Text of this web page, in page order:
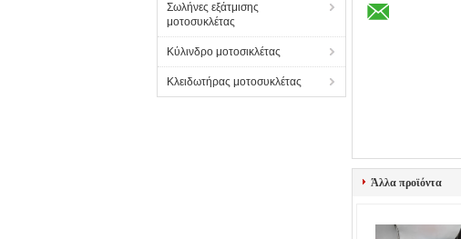
Σωλήνες εξάτμισης
μοτοσυκλέτας
Κύλινδρο μοτοσικλέτας
Κλειδωτήρας μοτοσυκλέτας
Άλλα προϊόντα